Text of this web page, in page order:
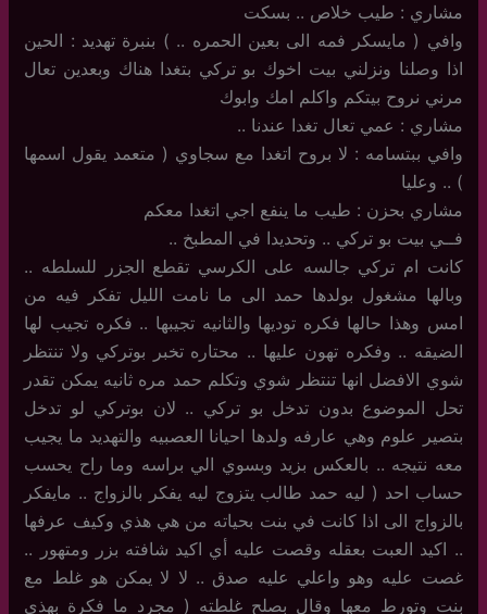
مشاري : طيب خلاص .. بسكت
وافي ( مايسكر فمه الى بعين الحمره .. ) بنبرة تهديد : الحين
اذا وصلنا ونزلني بيت اخوك بو تركي بتغدا هناك وبعدين تعال
مرني نروح بيتكم واكلم امك وابوك
مشاري : عمي تعال تغدا عندنا ..
وافي ببتسامه : لا بروح اتغدا مع سجاوي ( متعمد يقول اسمها
) .. وعليا
مشاري بحزن : طيب ما ينفع اجي اتغدا معكم
فــي بيت بو تركي .. وتحديدا في المطبخ ..
كانت ام تركي جالسه على الكرسي تقطع الجزر للسلطه ..
وبالها مشغول بولدها حمد الى ما نامت الليل تفكر فيه من
امس وهذا حالها فكره توديها والثانيه تجيبها .. فكره تجيب لها
الضيقه .. وفكره تهون عليها .. محتاره تخبر بوتركي ولا تنتظر
شوي الافضل انها تنتظر شوي وتكلم حمد مره ثانيه يمكن تقدر
تحل الموضوع بدون تدخل بو تركي .. لان بوتركي لو تدخل
بتصير علوم وهي عارفه ولدها احيانا العصبيه والتهديد ما يجيب
معه نتيجه .. بالعكس بزيد وبسوي الي براسه وما راح يحسب
حساب احد ( ليه حمد طالب يتزوج ليه يفكر بالزواج .. مايفكر
بالزواج الى اذا كانت في بنت بحياته من هي هذي وكيف عرفها
.. اكيد العبت بعقله وقصت عليه أي اكيد شافته بزر ومتهور ..
غصت عليه وهو واعلي عليه صدق .. لا لا يمكن هو غلط مع
بنت وتورط معها وقال بصلح غلطته ( مجرد ما فكرة بهذي